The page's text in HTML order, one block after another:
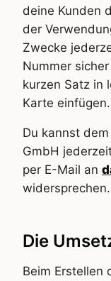
deine Kunden
der
Zwecke
Nummer
kurzen Satz in
Karte
Du kannst
GmbH
per E-Mail an
widersprechen.
Die
Beim Erstellen